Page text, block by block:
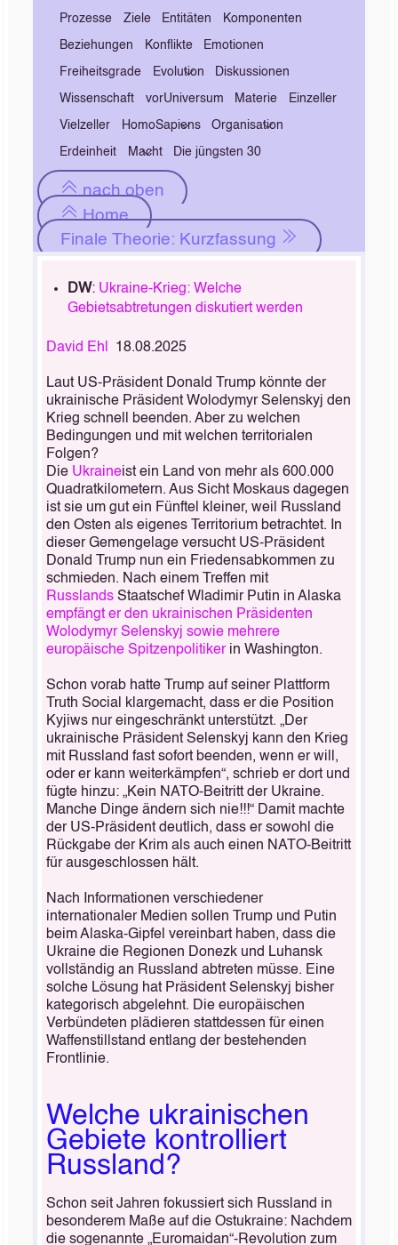
Prozesse Ziele Entitäten Komponenten
Beziehungen Konflikte Emotionen
Freiheitsgrade Evolution Diskussionen
Wissenschaft vorUniversum Materie Einzeller
Vielzeller HomoSapiens Organisation
Erdeinheit Macht Die jüngsten 30
nach oben
Home
Finale Theorie: Kurzfassung
DW: Ukraine-Krieg: Welche
Gebietsabtretungen diskutiert werden
David Ehl 18.08.2025
Laut US-Präsident Donald Trump könnte der
ukrainische Präsident Wolodymyr Selenskyj den
Krieg schnell beenden. Aber zu welchen
Bedingungen und mit welchen territorialen
Folgen?
Die Ukraineist ein Land von mehr als 600.000
Quadratkilometern. Aus Sicht Moskaus dagegen
ist sie um gut ein Fünftel kleiner, weil Russland
den Osten als eigenes Territorium betrachtet. In
dieser Gemengelage versucht US-Präsident
Donald Trump nun ein Friedensabkommen zu
schmieden. Nach einem Treffen mit
Russlands Staatschef Wladimir Putin in Alaska
empfängt er den ukrainischen Präsidenten
Wolodymyr Selenskyj sowie mehrere
europäische Spitzenpolitikerin Washington.
Schon vorab hatte Trump auf seiner Plattform
Truth Social klargemacht, dass er die Position
Kyjiws nur eingeschränkt unterstützt. „Der
ukrainische Präsident Selenskyj kann den Krieg
mit Russland fast sofort beenden, wenn er will,
oder er kann weiterkämpfen“, schrieb er dort und
fügte hinzu: „Kein NATO-Beitritt der Ukraine.
Manche Dinge ändern sich nie!!!“ Damit machte
der US-Präsident deutlich, dass er sowohl die
Rückgabe der Krim als auch einen NATO-Beitritt
für ausgeschlossen hält.
Nach Informationen verschiedener
internationaler Medien sollen Trump und Putin
beim Alaska-Gipfel vereinbart haben, dass die
Ukraine die Regionen Donezk und Luhansk
vollständig an Russland abtreten müsse. Eine
solche Lösung hat Präsident Selenskyj bisher
kategorisch abgelehnt. Die europäischen
Verbündeten plädieren stattdessen für einen
Waffenstillstand entlang der bestehenden
Frontlinie.
Welche ukrainischen
Gebiete kontrolliert
Russland?
Schon seit Jahren fokussiert sich Russland in
besonderem Maße auf die Ostukraine: Nachdem
die sogenannte „Euromaidan“-Revolution zum